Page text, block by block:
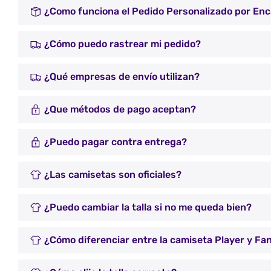
¿Como funciona el Pedido Personalizado por
¿Cómo puedo rastrear mi pedido?
¿Qué empresas de envío utilizan?
¿Que métodos de pago aceptan?
¿Puedo pagar contra entrega?
¿Las camisetas son oficiales?
¿Puedo cambiar la talla si no me queda bien?
¿Cómo diferenciar entre la camiseta Player y